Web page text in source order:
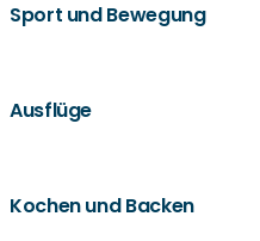
Sport und Bewegung
Ausflüge
Kochen und Backen